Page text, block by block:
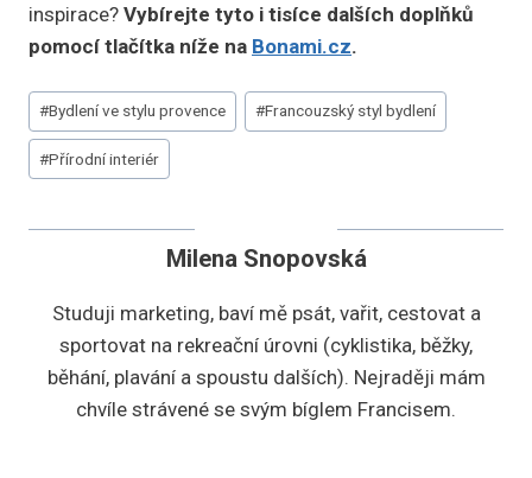
inspirace? Vybírejte tyto i tisíce dalších doplňků
pomocí tlačítka níže na Bonami.cz.
Štítky
příspěvků:
#Bydlení ve stylu provence #Francouzský styl bydlení
#Přírodní interiér
Milena Snopovská
Studuji marketing, baví mě psát, vařit, cestovat a
sportovat na rekreační úrovni (cyklistika, běžky,
běhání, plavání a spoustu dalších). Nejraději mám
chvíle strávené se svým bíglem Francisem.